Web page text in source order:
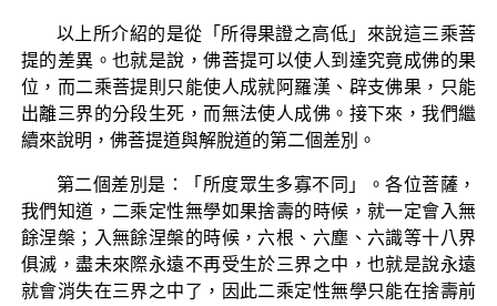
以上所介紹的是從「所得果證之高低」來說這三乘菩
提的差異。也就是說，佛菩提可以使人到達究竟成佛的果
位，而二乘菩提則只能使人成就阿羅漢、辟支佛果，只能
出離三界的分段生死，而無法使人成佛。接下來，我們繼
續來說明，佛菩提道與解脫道的第二個差別。
第二個差別是：「所度眾生多寡不同」。各位菩薩，
我們知道，二乘定性無學如果捨壽的時候，就一定會入無
餘涅槃；入無餘涅槃的時候，六根、六塵、六識等十八界
俱滅，盡未來際永遠不再受生於三界之中，也就是說永遠
就會消失在三界之中了，因此二乘定性無學只能在捨壽前